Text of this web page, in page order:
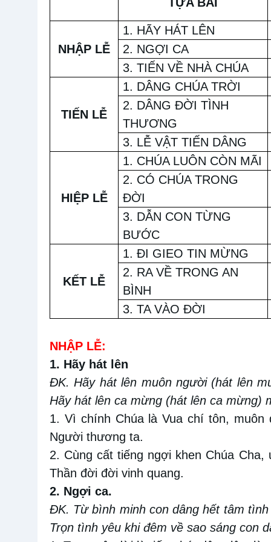
NHẬP LỄ
1. HÃY HÁT LÊN
2. NGỢI CA
3. TIẾN VỀ NHÀ CHÚA
TIẾN LỄ
1. DÂNG CHÚA TRỜI
2. DÂNG ĐỜI TÌNH
THƯƠNG
3. LỄ VẬT TIẾN DÂNG
HIỆP LỄ
1. CHÚA LUÔN CÒN MÃI
2. CÓ CHÚA TRONG
ĐỜI
3. DẪN CON TỪNG
BƯỚC
KẾT LỄ
1. ĐI GIEO TIN MỪNG
2. RA VỀ TRONG AN
BÌNH
3. TA VÀO ĐỜI
NHẬP LỄ:
1. Hãy hát lên
ĐK. Hãy hát lên muôn người (hát lên
Hãy hát lên ca mừng (hát lên ca mừng)
1. Vì chính Chúa là Vua chí tôn,
Người thương ta.
2. Cùng cất tiếng ngợi khen Chúa
Thần đời đời vinh quang.
2. Ngợi ca.
ĐK. Từ bình minh con dâng hết tâm
Trọn tình yêu khi đêm về sao sáng con